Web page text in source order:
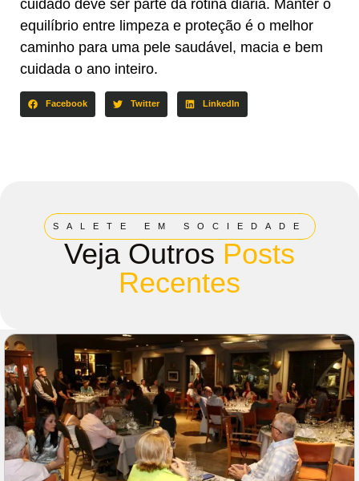
cuidado deve ser parte da rotina diária. Manter o
equilíbrio entre limpeza e proteção é o melhor
caminho para uma pele saudável, macia e bem
cuidada o ano inteiro.
Facebook Twitter LinkedIn
SALETE EM SOCIEDADE
Veja Outros Posts
Recentes